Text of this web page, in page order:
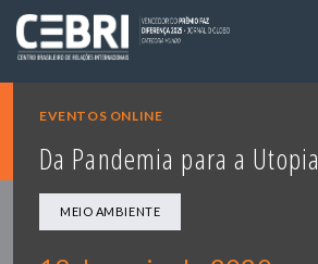
EVENTOS ONLINE
Da Pandemia para a Utopia
MEIO AMBIENTE